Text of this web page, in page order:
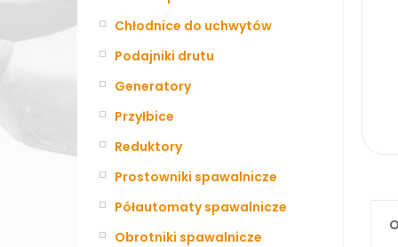
Chłodnice do uchwytów
Podajniki drutu
Generatory
Przyłbice
Reduktory
Prostowniki spawalnicze
Półautomaty spawalnicze
Obrotniki spawalnicze